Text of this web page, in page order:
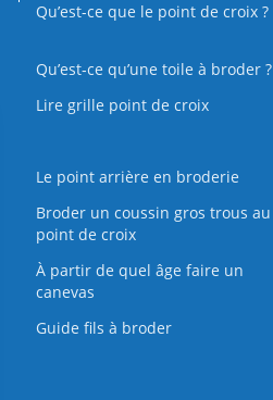
Qu’est-ce que le point de croix ?
Qu’est‑ce qu’une toile à broder ?
Lire grille point de croix
Le point arrière en broderie
Broder un coussin gros trous au
point de croix
À partir de quel âge faire un
canevas
Guide fils à broder